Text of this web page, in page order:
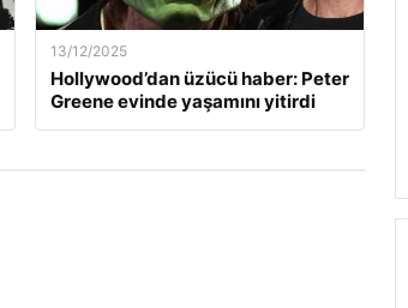
13/12/2025
Hollywood’dan üzücü haber: Peter
Greene evinde yaşamını yitirdi